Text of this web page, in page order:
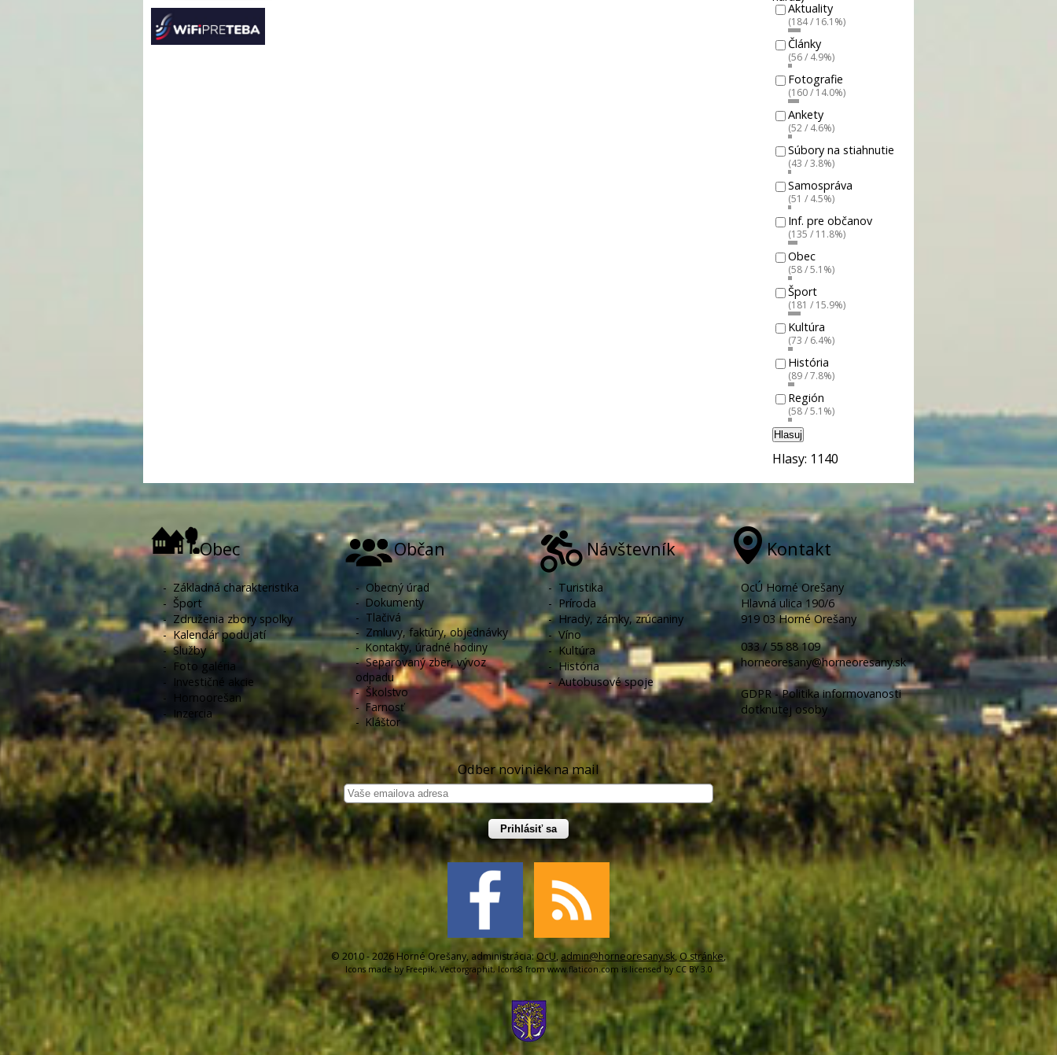
Aktuality
(184 / 16.1%)
Články
(56 / 4.9%)
Fotografie
(160 / 14.0%)
Ankety
(52 / 4.6%)
Súbory na stiahnutie
(43 / 3.8%)
Samospráva
(51 / 4.5%)
Inf. pre občanov
(135 / 11.8%)
Obec
(58 / 5.1%)
Šport
(181 / 15.9%)
Kultúra
(73 / 6.4%)
História
(89 / 7.8%)
Región
(58 / 5.1%)
Hlasuj
Hlasy: 1140
Obec
- Základná charakteristika
- Šport
- Združenia zbory spolky
-Kalendár podujatí
-Služby
- Foto galéria
- Investičné akcie
-
Hornoorešan
-
Inzercia
Občan
- Obecný úrad
-Dokumenty
- Tlačivá
- Zmluvy, faktúry, objednávky
- Kontakty, úradné hodiny
-Separovaný zber, vývoz
odpadu
- Školstvo
- Farnosť
- Kláštor
Návštevník
- Turistika
- Príroda
-Hrady, zámky, zrúcaniny
-Víno
- Kultúra
- História
-Autobusové spoje
Kontakt
OcÚ Horné Orešany
Hlavná ulica 190/6
919 03 Horné Orešany
033 / 55 88 109
horneoresany@horneoresany.sk
GDPR - Politika informovanosti
dotknutej osoby
Odber noviniek na mail
Prihlásiť sa
© 2010 - 2026 Horné Orešany, administrácia: OcU, admin@horneoresany.sk,O stránke,
Icons made by Freepik, Vectorgraphit,Icons8 fromwww.flaticon.com is licensed by CC BY 3.0